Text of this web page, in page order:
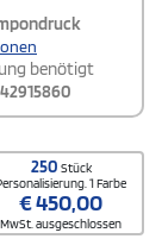
benötigt
250 Stück
1 Farbe
€450,00
MwSt. ausgeschlossen